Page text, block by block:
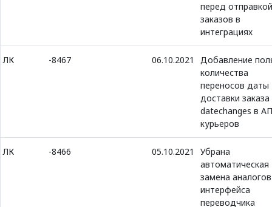
перед отправкой
заказов в
интеграциях
ЛК -8467 06.10.2021
Добавление
количества
переносов даты
доставки заказа
datechanges в
курьеров
ЛК -8466 05.10.2021
Убрана
автоматическая
замена
интерфейса
переводчика